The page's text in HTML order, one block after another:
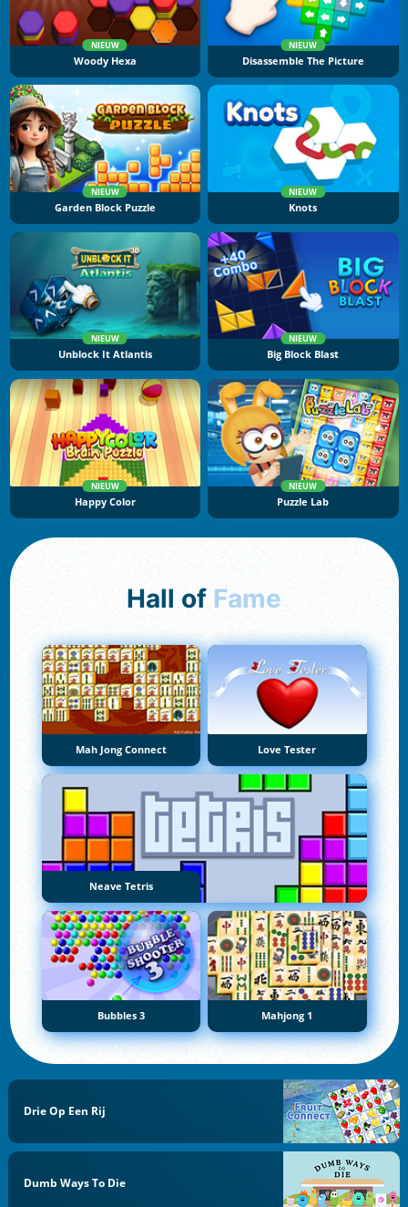
NIEUW
Woody Hexa
NIEUW
Disassemble The Picture
NIEUW
Garden Block Puzzle
NIEUW
Knots
NIEUW
Unblock It Atlantis
NIEUW
Big Block Blast
NIEUW
Happy Color
NIEUW
Puzzle Lab
Hall of Fame
Mah Jong Connect Love Tester
Neave Tetris
Bubbles 3 Mahjong 1
Drie Op Een Rij
Dumb Ways To Die